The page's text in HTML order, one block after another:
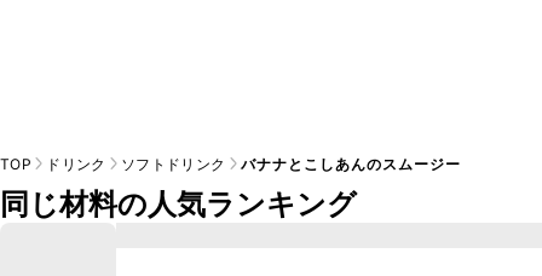
TOP ドリンク ソフトドリンク バナナとこしあんのスムージー
同じ材料の人気ランキング